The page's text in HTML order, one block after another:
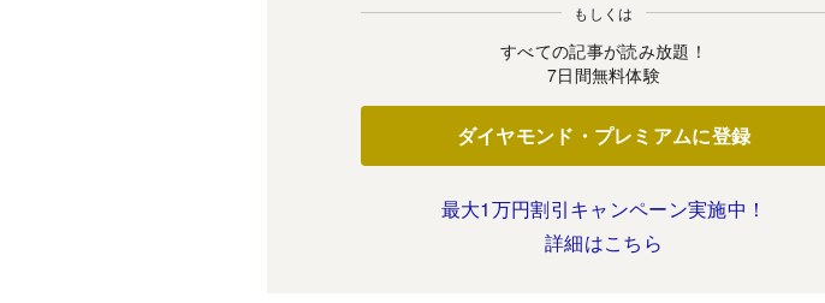
もしくは
すべての記事が読み放題！
7日間無料体験
ダイヤモンド・プレミアムに登録
最大1万円割引キャンペーン実施中！
詳細はこちら